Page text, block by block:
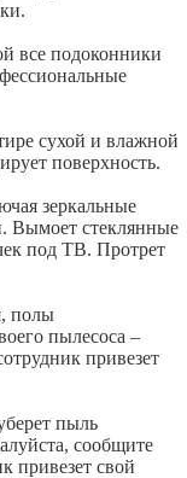
все подоконники
сухой и влажной
поверхность.
зеркальные
Вымоет стеклянные
под ТВ. Протрет
полы
пылесоса –
привезет
пыль
сообщите
привезет свой